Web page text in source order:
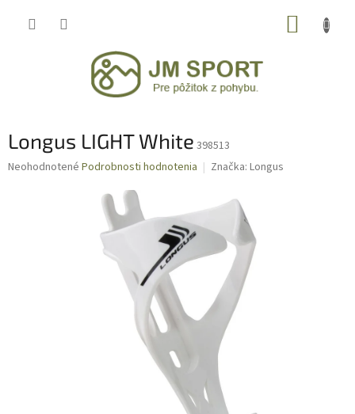
Longus LIGHT White 398513
Priemerné
Neohodnotené Podrobnosti hodnotenia Značka: Longus